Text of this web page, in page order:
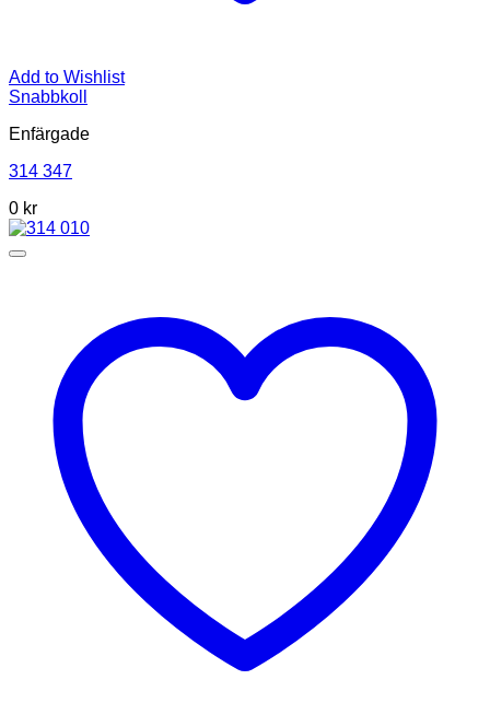
Add to Wishlist
Snabbkoll
Enfärgade
314 347
0 kr